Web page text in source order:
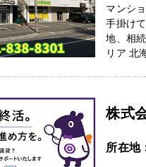
マンシ
手掛け
地、相
リア 北
株式
所在地